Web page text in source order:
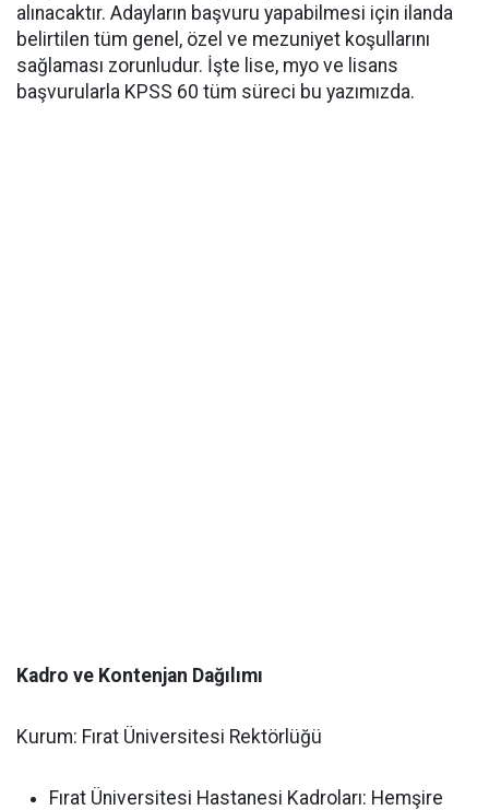
alınacaktır. Adayların başvuru yapabilmesi için ilanda
belirtilen tüm genel, özel ve mezuniyet koşullarını
sağlaması zorunludur. İşte lise, myo ve lisans
başvurularla KPSS 60 tüm süreci bu yazımızda.
Kadro ve Kontenjan Dağılımı
Kurum: Fırat Üniversitesi Rektörlüğü
Fırat Üniversitesi Hastanesi Kadroları: Hemşire